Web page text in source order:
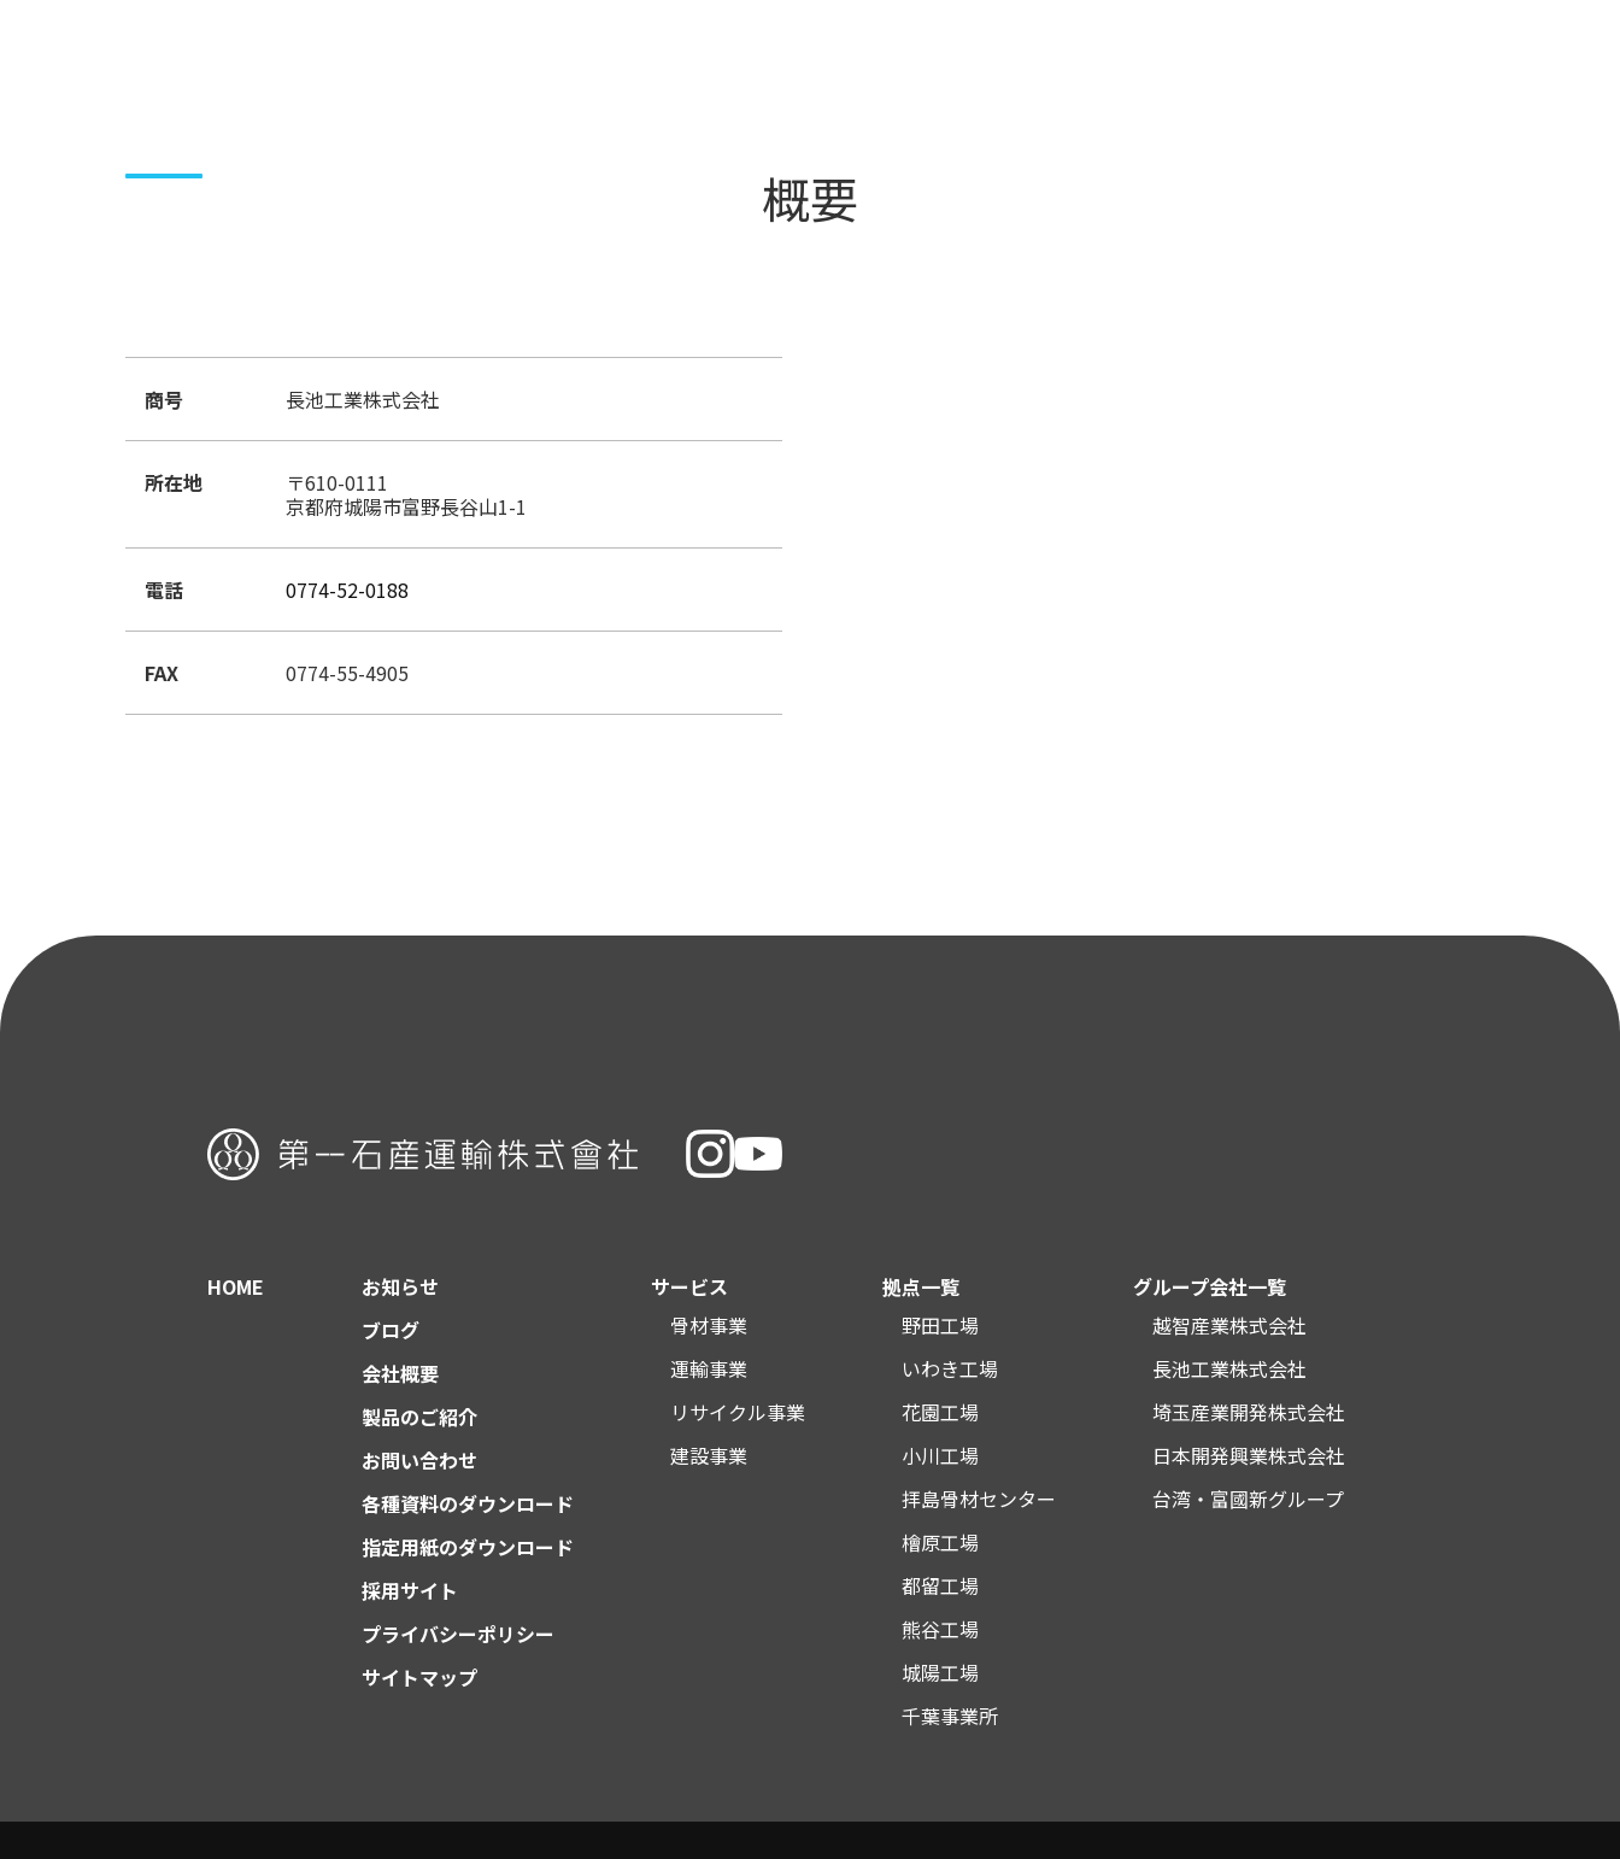
概要
商号 長池工業株式会社
所在地
〒610-0111
京都府城陽市富野長谷山1-1
電話 0774-52-0188
FAX 0774-55-4905
HOME
お知らせ
ブログ
会社概要
製品のご紹介
お問い合わせ
各種資料のダウンロード
指定用紙のダウンロード
採用サイト
プライバシーポリシー
サイトマップ
サービス
骨材事業
運輸事業
リサイクル事業
建設事業
拠点一覧
野田工場
いわき工場
花園工場
小川工場
拝島骨材センター
檜原工場
都留工場
熊谷工場
城陽工場
千葉事業所
グループ会社一覧
越智産業株式会社
長池工業株式会社
埼玉産業開発株式会社
日本開発興業株式会社
台湾・富國新グループ